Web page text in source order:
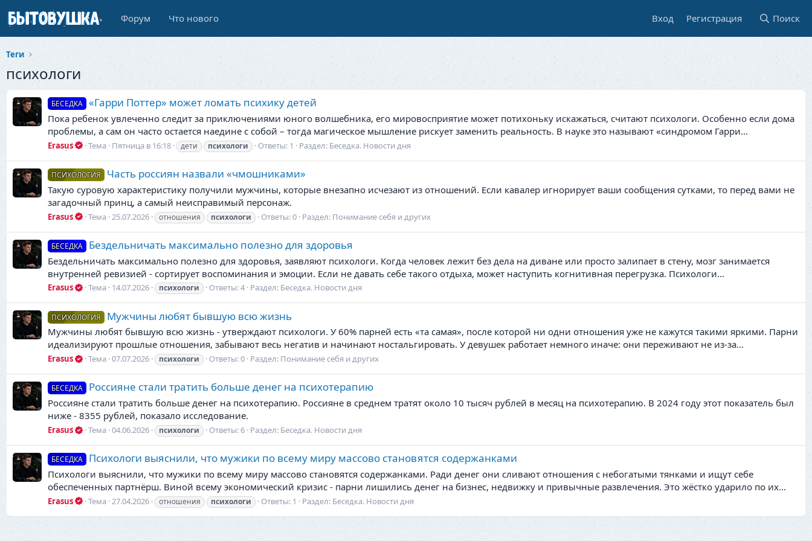
Форум Что нового Вход Регистрация Поиск
Теги
психологи
БЕСЕДКА «Гарри Поттер» может ломать психику детей
Пока ребенок увлеченно следит за приключениями юного волшебника, его мировосприятие может потихоньку искажаться, считают психологи. Особенно если дома
проблемы, а сам он часто остается наедине с собой – тогда магическое мышление рискует заменить реальность. В науке это называют «синдромом Гарри...
Erasus Тема Пятница в 16:18 дети психологи Ответы: 1 Раздел: Беседка. Новости дня
ПСИХОЛОГИЯ Часть россиян назвали «чмошниками»
Такую суровую характеристику получили мужчины, которые внезапно исчезают из отношений. Если кавалер игнорирует ваши сообщения сутками, то перед вами не
загадочный принц, а самый неисправимый персонаж.
Erasus Тема 25.07.2026 отношения психологи Ответы: 0 Раздел: Понимание себя и других
БЕСЕДКА Бездельничать максимально полезно для здоровья
Бездельничать максимально полезно для здоровья, заявляют психологи. Когда человек лежит без дела на диване или просто залипает в стену, мозг занимается
внутренней ревизией - сортирует воспоминания и эмоции. Если не давать себе такого отдыха, может наступить когнитивная перегрузка. Психологи...
Erasus Тема 14.07.2026 психологи Ответы: 4 Раздел: Беседка. Новости дня
ПСИХОЛОГИЯ Мужчины любят бывшую всю жизнь
Мужчины любят бывшую всю жизнь - утверждают психологи. У 60% парней есть «та самая», после которой ни одни отношения уже не кажутся такими яркими. Парни
идеализируют прошлые отношения, забывают весь негатив и начинают ностальгировать. У девушек работает немного иначе: они переживают не из-за...
Erasus Тема 07.07.2026 психологи Ответы: 0 Раздел: Понимание себя и других
БЕСЕДКА Россияне стали тратить больше денег на психотерапию
Россияне стали тратить больше денег на психотерапию. Россияне в среднем тратят около 10 тысяч рублей в месяц на психотерапию. В 2024 году этот показатель был
ниже - 8355 рублей, показало исследование.
Erasus Тема 04.06.2026 психологи Ответы: 6 Раздел: Беседка. Новости дня
БЕСЕДКА Психологи выяснили, что мужики по всему миру массово становятся содержанками
Психологи выяснили, что мужики по всему миру массово становятся содержанками. Ради денег они сливают отношения с небогатыми тянками и ищут себе
обеспеченных партнёрш. Виной всему экономический кризис - парни лишились денег на бизнес, недвижку и привычные развлечения. Это жёстко ударило по их...
Erasus Тема 27.04.2026 отношения психологи Ответы: 1 Раздел: Беседка. Новости дня